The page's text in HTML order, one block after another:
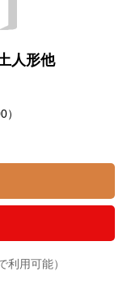
人形他
用可能）